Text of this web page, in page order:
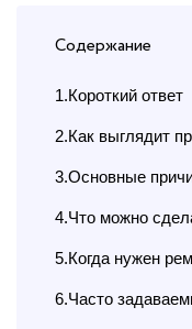
Содержание
1.Короткий ответ
2.Как выглядит
3.Основные
4.Что можно
5.Когда нужен
6.Часто